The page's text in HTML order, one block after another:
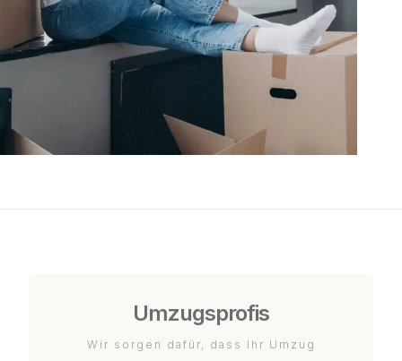
Umzugsprofis
Wir sorgen dafür, dass Ihr Umzug